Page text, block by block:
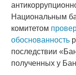
Национальным
комитетом
обоснованность
последствии
полученных у